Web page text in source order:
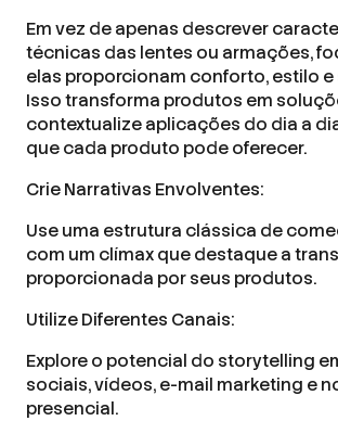
Em vez de apenas descrever
técnicas das lentes ou armações,
elas proporcionam conforto, estilo
Isso transforma produtos em
contextualize aplicações do dia a
que cada produto pode oferecer.
Crie Narrativas Envolventes:
Use uma estrutura clássica de
com um clímax que destaque a
proporcionada por seus produtos.
Utilize Diferentes Canais:
Explore o potencial do storytelling
sociais, vídeos, e-mail marketing e
presencial.